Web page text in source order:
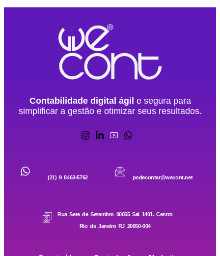
Contabilidade digital ágil e segura para
simplificar a gestão e otimizar seus resultados.
(21) 9 8463-5762 podecontar@wecont.net
Rua Sete de Setembro 00055 Sal 1401. Centro
Rio de Janeiro RJ 20050-004